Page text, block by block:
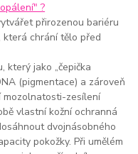
?
přirozenou bariéru
která chrání tělo před
který jako „čepička
(pigmentace) a zároveň
mozolnatosti-zesílení
vlastní kožní ochranná
dvojnásobného
pokožky. Při umělém